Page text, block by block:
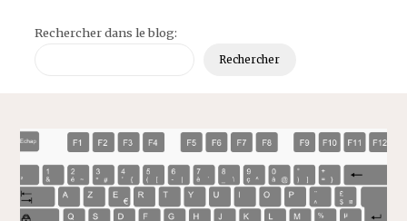
Rechercher dans le blog:
Rechercher